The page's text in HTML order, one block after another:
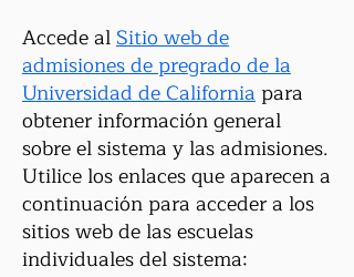
Accede alSitio web de
admisiones de pregrado de la
Universidad de California para
obtener información general
sobre el sistema y las admisiones.
Utilice los enlaces que aparecen a
continuación para acceder a los
sitios web de las escuelas
individuales del sistema: